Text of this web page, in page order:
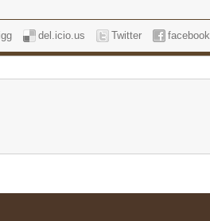
facebook
Twitter
del.icio.us